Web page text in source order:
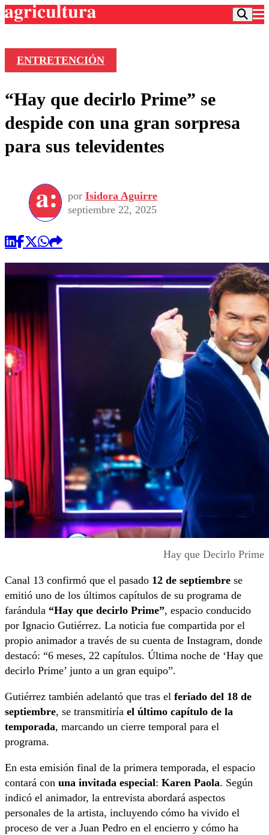
Frecuencias
Agricultura TV
Deportes
Colo Colo
Seleccion Chilena
Torneo Internacional
Universidad de Chile
Entretención
Economía
Internacional
Sustentabilidad
Publicaciones en medios
Opinión
ENTRETENCIÓN
“Hay que decirlo Prime” se
despide con una gran sorpresa
para sus televidentes
por Isidora Aguirre
septiembre 22, 2025
Hay que Decirlo Prime
Canal 13 confirmó que el pasado 12 de septiembre se
emitió uno de los últimos capítulos de su programa de
farándula “Hay que decirlo Prime”, espacio conducido
por Ignacio Gutiérrez. La noticia fue compartida por el
propio animador a través de su cuenta de Instagram, donde
destacó: “6 meses, 22 capítulos. Última noche de ‘Hay que
decirlo Prime’ junto a un gran equipo”.
Gutiérrez también adelantó que tras el feriado del 18 de
septiembre, se transmitiría el último capítulo de la
temporada, marcando un cierre temporal para el
programa.
En esta emisión final de la primera temporada, el espacio
contará con una invitada especial: Karen Paola. Según
indicó el animador, la entrevista abordará aspectos
personales de la artista, incluyendo cómo ha vivido el
proceso de ver a Juan Pedro en el encierro y cómo ha